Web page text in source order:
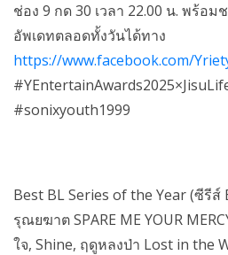
ช่อง 9 กด 30 เวลา 22.00 น. พร้อม
อัพเดทตลอดทั้งวันได้ทาง
https://www.facebook.com/
#sonixyouth1999
Best BL Series of the Year (ซีรีส์
รุณยฆาต SPARE ME YOUR
ใจ, Shine, ฤดูหลงป่า Lost in the